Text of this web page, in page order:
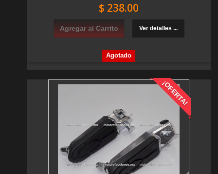
$ 238.00
Agregar al Carrito Ver detalles ...
Agotado
¡OFERTA!